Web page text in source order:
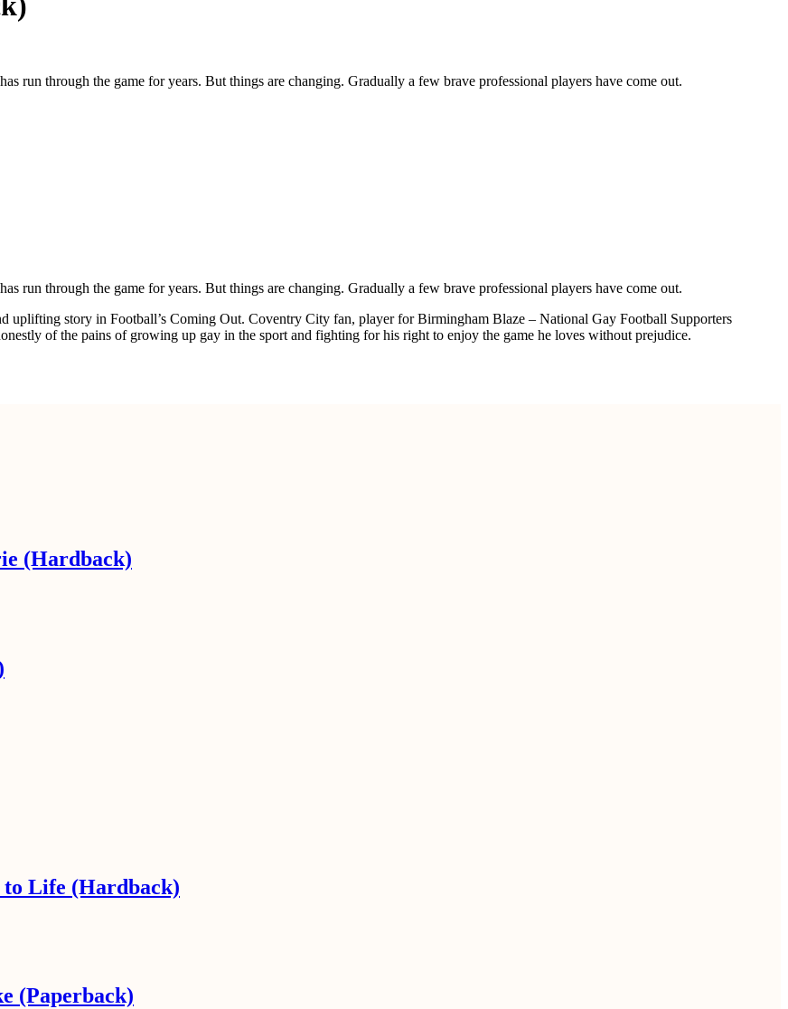
run through the game for years. But things are changing. Gradually a few brave professional players have come out.
run through the game for years. But things are changing. Gradually a few brave professional players have come out.
story in Football’s Coming Out. Coventry City fan, player for Birmingham Blaze – National Gay Football Supporters
of the pains of growing up gay in the sport and fighting for his right to enjoy the game he loves without prejudice.
(Hardback)
to Life (Hardback)
(Paperback)